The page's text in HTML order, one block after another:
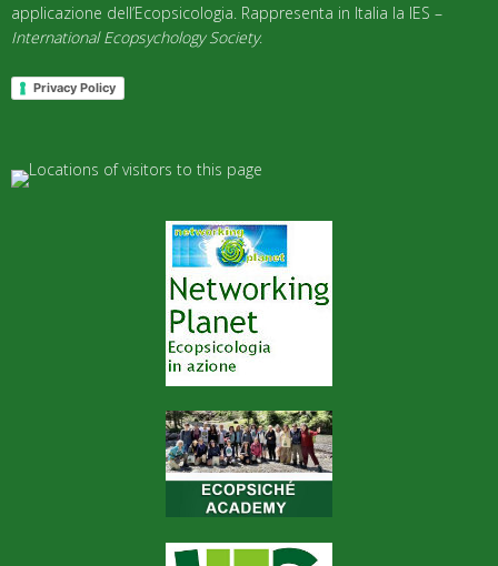
applicazione dell’Ecopsicologia. Rappresenta in Italia la IES –
International Ecopsychology Society.
Privacy Policy